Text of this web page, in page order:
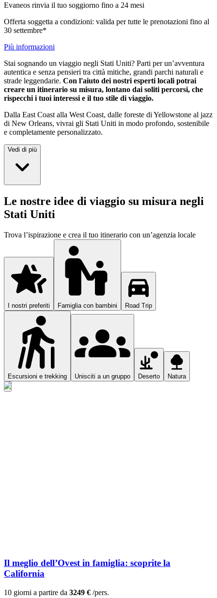
Evaneos rinvia il tuo soggiorno fino a 24 mesi
Offerta soggetta a condizioni: valida per tutte le prenotazioni fino al
30 settembre*
Più informazioni
Stai sognando un viaggio negli Stati Uniti? Parti per un’avventura
autentica e senza pensieri tra città mitiche, grandi parchi naturali e
strade leggendarie. Con l'aiuto dei nostri esperti locali potrai
creare un itinerario su misura, lontano dai soliti percorsi, che
rispecchi i tuoi interessi e il tuo stile di viaggio.
Dalla East Coast alla West Coast, dalle foreste di Yellowstone al jazz
di New Orleans, vivrai gli Stati Uniti in modo profondo, sostenibile
e completamente personalizzato.
Vedi di più
Le nostre idee di viaggio su misura negli
Stati Uniti
Trova l’ispirazione e crea il tuo itinerario con un’agenzia locale
I nostri preferiti Famiglia con bambini Road Trip
Escursioni e trekking Unisciti a un gruppo Deserto Natura
Il meglio dell’Ovest in famiglia: scoprite la
California
10 giorni a partire da 3249 € /pers.